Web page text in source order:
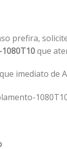
prefira,
que
imediato de